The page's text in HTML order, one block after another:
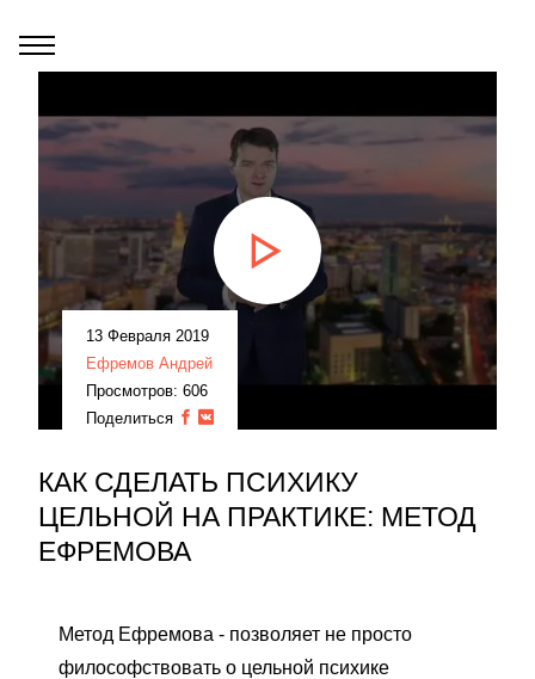
КАК СДЕЛАТЬ ПСИХИКУ
ЦЕЛЬНОЙ НА ПРАКТИКЕ: МЕТОД
ЕФРЕМОВА
13 Февраля 2019
Ефремов Андрей
Просмотров: 606
Поделиться
Метод Ефремова - позволяет не просто
философствовать о цельной психике